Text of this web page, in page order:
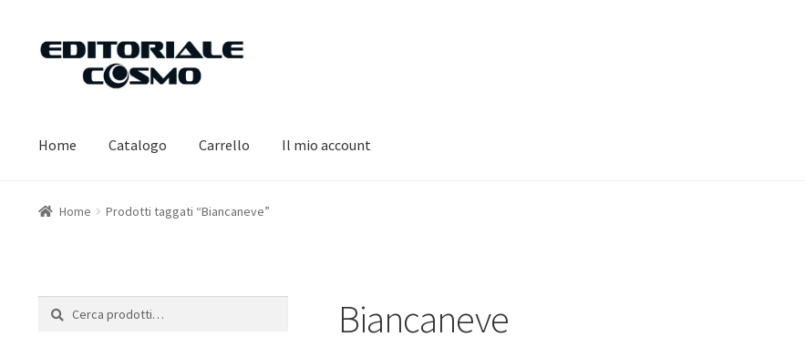
Vai
navigazione
Vai
Home Catalogo Carrello Il mio account
Home Prodotti taggati “Biancaneve”
Biancaneve
Cerca:
Cerca